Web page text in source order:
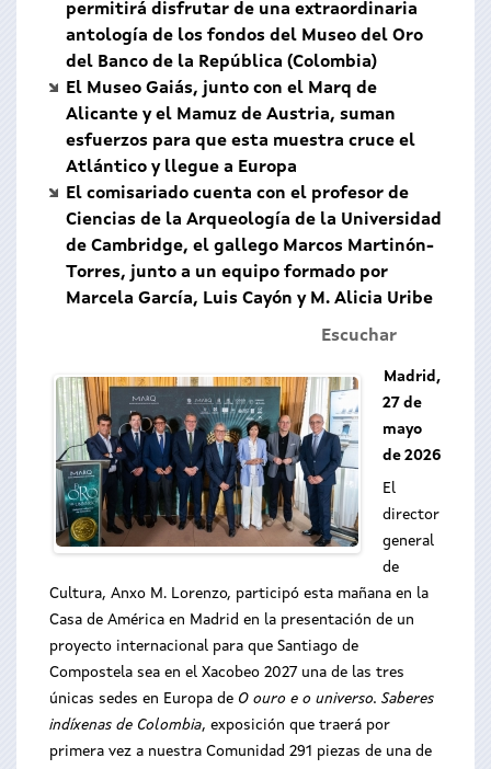
permitirá disfrutar de una extraordinaria
antología de los fondos del Museo del Oro
del Banco de la República (Colombia)
El Museo Gaiás, junto con el Marq de
Alicante y el Mamuz de Austria, suman
esfuerzos para que esta muestra cruce el
Atlántico y llegue a Europa
El comisariado cuenta con el profesor de
Ciencias de la Arqueología de la Universidad
de Cambridge, el gallego Marcos Martinón-
Torres, junto a un equipo formado por
Marcela García, Luis Cayón y M. Alicia Uribe
Escuchar
Madrid,
27 de
mayo
de 2026
El
director
general
de
Cultura, Anxo M. Lorenzo, participó esta mañana en la
Casa de América en Madrid en la presentación de un
proyecto internacional para que Santiago de
Compostela sea en el Xacobeo 2027 una de las tres
únicas sedes en Europa de O ouro e o universo. Saberes
indíxenas de Colombia, exposición que traerá por
primera vez a nuestra Comunidad 291 piezas de una de